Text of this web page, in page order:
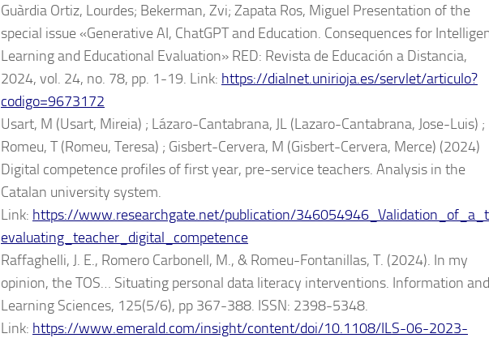
Guàrdia Ortiz, Lourdes; Bekerman, Zvi; Zapata Ros, Miguel Presentation of the
special issue «Generative AI, ChatGPT and Education. Consequences for
Learning and Educational Evaluation» RED: Revista de Educación a Distancia,
2024, vol. 24, no. 78, pp. 1-19. Link: https://dialnet.unirioja.es/servlet/articulo?
codigo=9673172
Usart, M (Usart, Mireia) ; Lázaro-Cantabrana, JL (Lazaro-Cantabrana, Jose-Luis) ;
Romeu, T (Romeu, Teresa) ; Gisbert-Cervera, M (Gisbert-Cervera, Merce) (2024)
Digital competence profiles of first year, pre-service teachers. Analysis in the
Catalan university system.
Link: https://www.researchgate.net/publication/
evaluating_teacher_digital_competence
Raffaghelli, J. E., Romero Carbonell, M., & Romeu-Fontanillas, T. (2024). In my
opinion, the TOS… Situating personal data literacy interventions. Information and
Learning Sciences, 125(5/6), pp 367-388. ISSN: 2398-5348.
Link: https://www.emerald.com/insight/content/doi/10.1108/ILS-06-2023-